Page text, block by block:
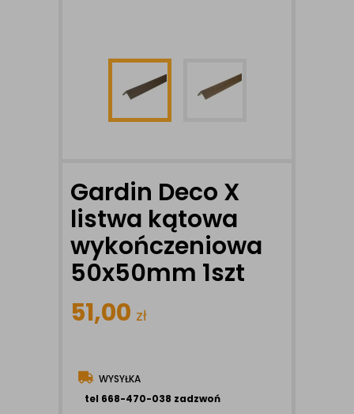
Gardin Deco X
listwa kątowa
wykończeniowa
50x50mm 1szt
51,00 zł
WYSYŁKA
tel 668-470-038 zadzwoń